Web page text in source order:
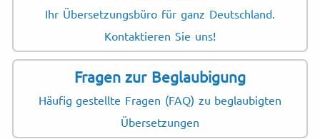
Ihr Übersetzungsbüro für ganz Deutschland.
Kontaktieren Sie uns!
Fragen zur Beglaubigung
Häufig gestellte Fragen (FAQ) zu beglaubigten
Übersetzungen